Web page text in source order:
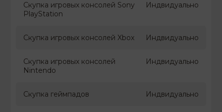
Скупка игровых консолей Sony
PlayStation
Индвидуально
Скупка игровых консолей Xbox Индвидуально
Скупка игровых консолей
Nintendo
Индвидуально
Скупка геймпадов Индвидуально